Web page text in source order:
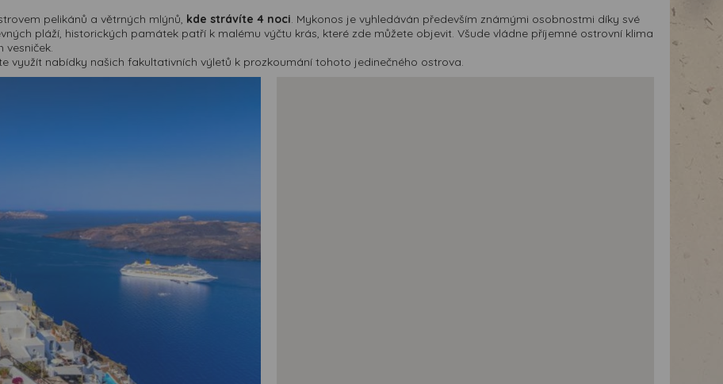
pelikánů a větrných mlýnů, kde strávíte 4 noci. Mykonos je vyhledáván především známými osobnostmi díky své
pláží, historických památek patří k malému výčtu krás, které zde můžete objevit. Všude vládne příjemné ostrovní klima
využít nabídky našich fakultativních výletů k prozkoumání tohoto jedinečného ostrova.